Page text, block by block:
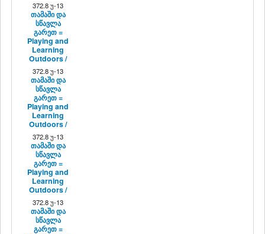
372.8 უ-13
თამაში და
სწავლა
გარეთ =
Playing and
Learning
Outdoors /
372.8 უ-13
თამაში და
სწავლა
გარეთ =
Playing and
Learning
Outdoors /
372.8 უ-13
თამაში და
სწავლა
გარეთ =
Playing and
Learning
Outdoors /
372.8 უ-13
თამაში და
სწავლა
გარეთ =